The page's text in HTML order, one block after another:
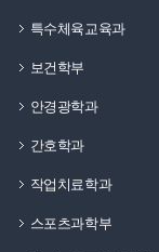
특수체육교육과
보건학부
안경광학과
간호학과
작업치료학과
스포츠과학부